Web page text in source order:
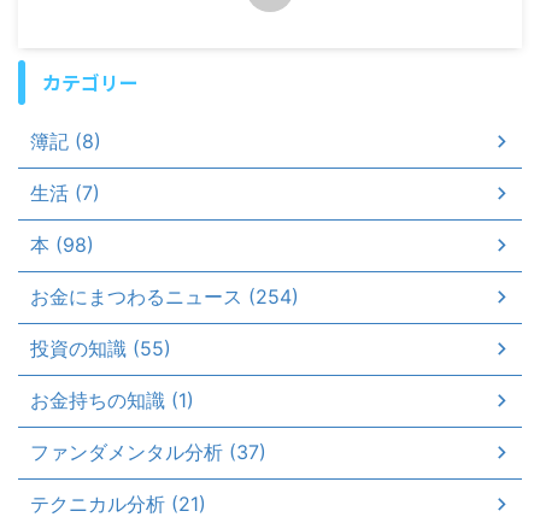
カテゴリー
簿記 (8)
生活 (7)
本 (98)
お金にまつわるニュース (254)
投資の知識 (55)
お金持ちの知識 (1)
ファンダメンタル分析 (37)
テクニカル分析 (21)